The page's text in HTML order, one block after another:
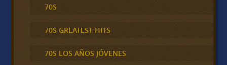
70S
70S GREATEST HITS
70S LOS AÑOS JÓVENES